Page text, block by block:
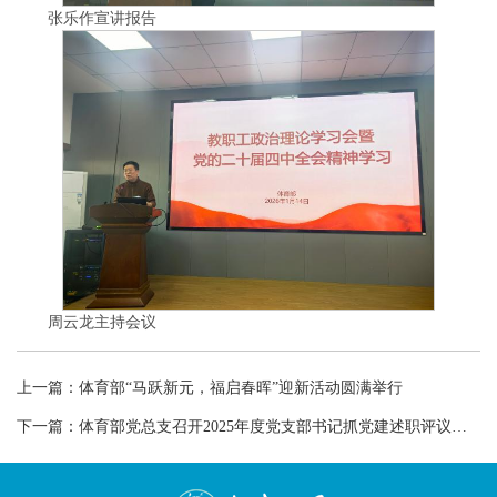
张乐作宣讲报告
周云龙主持会议
上一篇： 体育部“马跃新元，福启春晖”迎新活动圆满举行
下一篇： 体育部党总支召开2025年度党支部书记抓党建述职评议会议